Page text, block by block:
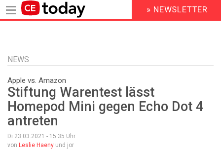
Inhalt
HEADER
MENU
» NEWSLETTER
NEWS
Apple vs. Amazon
Stiftung Warentest lässt
Homepod Mini gegen Echo Dot 4
antreten
Di 23.03.2021 - 15:35 Uhr
von Leslie Haeny und jor